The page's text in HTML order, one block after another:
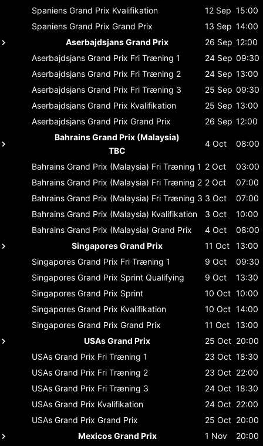
Spaniens Grand Prix Kvalifikation 12 Sep 15:00
Spaniens Grand Prix Grand Prix 13 Sep 14:00
Aserbajdsjans Grand Prix
26 Sep 12:00
Aserbajdsjans Grand Prix Fri Træning 1 24 Sep 09:30
Aserbajdsjans Grand Prix Fri Træning 2 24 Sep 13:00
Aserbajdsjans Grand Prix Fri Træning 3 25 Sep 09:30
Aserbajdsjans Grand Prix Kvalifikation 25 Sep 13:00
Aserbajdsjans Grand Prix Grand Prix 26 Sep 12:00
Bahrains Grand Prix (Malaysia)
TBC
4 Oct 08:00
Bahrains Grand Prix (Malaysia) Fri Træning 1 2 Oct
03:00
Bahrains Grand Prix (Malaysia) Fri Træning 2 2 Oct
07:00
Bahrains Grand Prix (Malaysia) Fri Træning 3 3 Oct
07:00
Bahrains Grand Prix (Malaysia) Kvalifikation 3 Oct
10:00
Bahrains Grand Prix (Malaysia) Grand Prix 4 Oct
08:00
Singapores Grand Prix
11 Oct
13:00
Singapores Grand Prix Fri Træning 1 9 Oct
09:30
Singapores Grand Prix Sprint Qualifying 9 Oct
13:30
Singapores Grand Prix Sprint 10 Oct 10:00
Singapores Grand Prix Kvalifikation 10 Oct 14:00
Singapores Grand Prix Grand Prix 11 Oct
13:00
USAs Grand Prix
25 Oct 20:00
USAs Grand Prix Fri Træning 1 23 Oct 18:30
USAs Grand Prix Fri Træning 2 23 Oct 22:00
USAs Grand Prix Fri Træning 3 24 Oct 18:30
USAs Grand Prix Kvalifikation 24 Oct 22:00
USAs Grand Prix Grand Prix 25 Oct 20:00
Mexicos Grand Prix
1 Nov 20:00